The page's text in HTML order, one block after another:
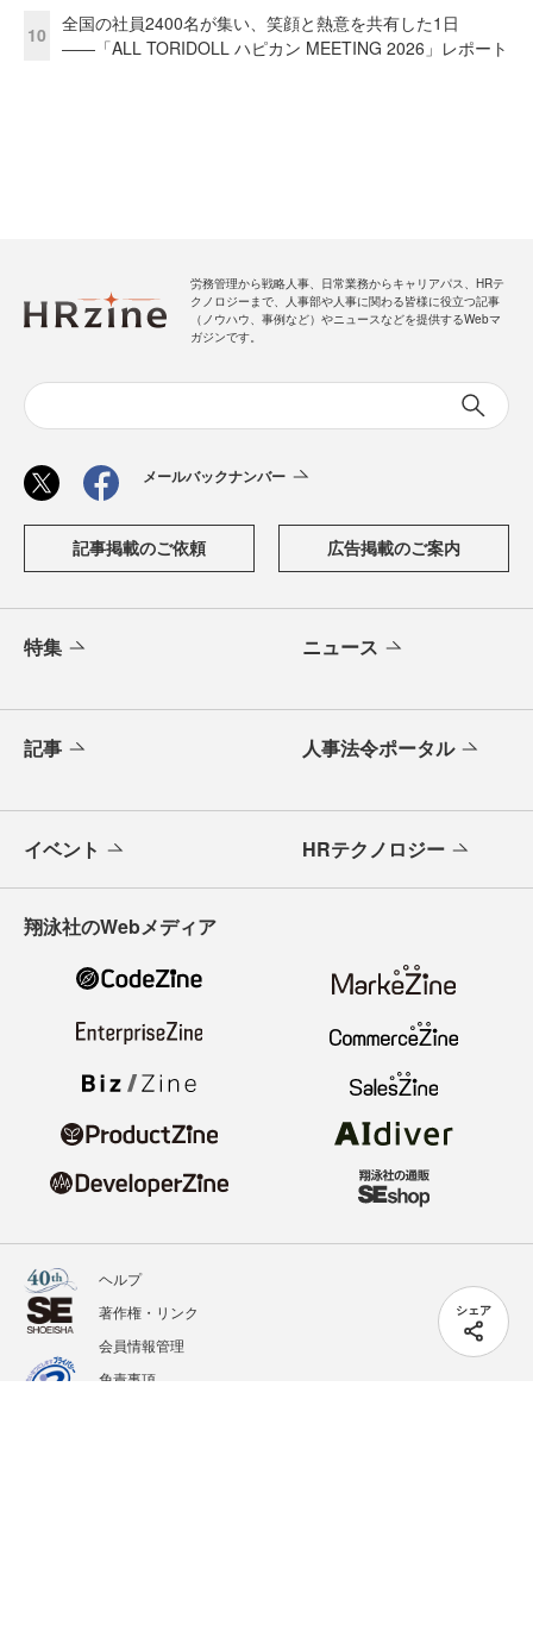
シェア
10
全国の社員2400名が集い、笑顔と熱意を共有した1日
――「ALL TORIDOLL ハピカン MEETING 2026」レポート
労務管理から戦略人事、日常業務からキャリアパス、HRテ
クノロジーまで、人事部や人事に関わる皆様に役立つ記事
（ノウハウ、事例など）やニュースなどを提供するWebマ
ガジンです。
メールバックナンバー
記事掲載のご依頼 広告掲載のご案内
特集 ニュース
記事 人事法令ポータル
イベント HRテクノロジー
翔泳社のWebメディア
ヘルプ
著作権・リンク
会員情報管理
免責事項